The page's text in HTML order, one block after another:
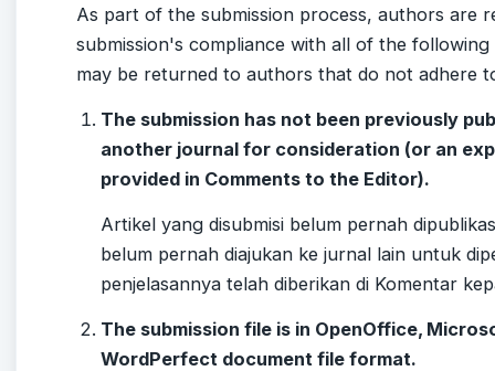
As part of the submission process, authors are
submission's compliance with all of the following
may be returned to authors that do not adhere
The submission has not been previously
another journal for consideration (or an
provided in Comments to the Editor).
Artikel yang disubmisi belum pernah
belum pernah diajukan ke jurnal lain untuk
penjelasannya telah diberikan di Komentar
The submission file is in OpenOffice,
WordPerfect document file format.